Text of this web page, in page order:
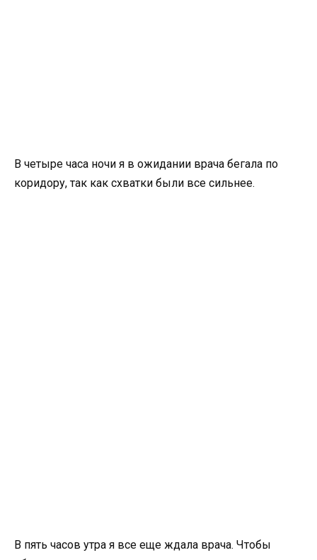
В четыре часа ночи я в ожидании врача бегала по
коридору, так как схватки были все сильнее.
В пять часов утра я все еще ждала врача. Чтобы